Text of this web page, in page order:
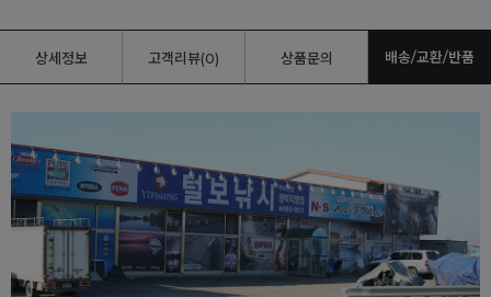
상세정보 고객리뷰(0) 상품문의 배송/교환/반품